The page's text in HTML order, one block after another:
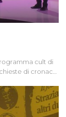
cult di
di cronaca